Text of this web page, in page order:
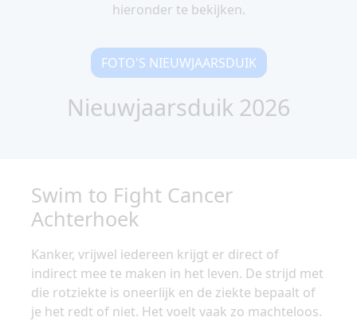
hieronder te bekijken.
FOTO'S NIEUWJAARSDUIK
Nieuwjaarsduik 2026
Swim to Fight Cancer
Achterhoek
Kanker, vrijwel iedereen krijgt er direct of
indirect mee te maken in het leven. De strijd met
die rotziekte is oneerlijk en de ziekte bepaalt of
je het redt of niet. Het voelt vaak zo machteloos.